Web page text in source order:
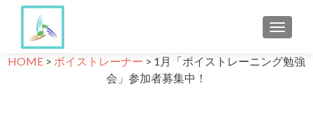
HOME > ボイストレーナー > 1月「ボイストレーニング勉強
会」参加者募集中！